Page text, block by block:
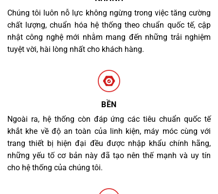
Chúng tôi luôn nỗ lực không ngừng trong việc tăng cường
chất lượng, chuẩn hóa hệ thống theo chuẩn quốc tế, cập
nhật công nghệ mới nhằm mang đến những trải nghiệm
tuyệt vời, hài lòng nhất cho khách hàng.
BỀN
Ngoài ra, hệ thống còn đáp ứng các tiêu chuẩn quốc tế
khắt khe về độ an toàn của linh kiện, máy móc cùng với
trang thiết bị hiện đại đều được nhập khẩu chính hãng,
những yếu tố cơ bản này đã tạo nên thế mạnh và uy tín
cho hệ thống của chúng tôi.